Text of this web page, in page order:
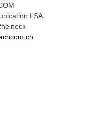
LSA